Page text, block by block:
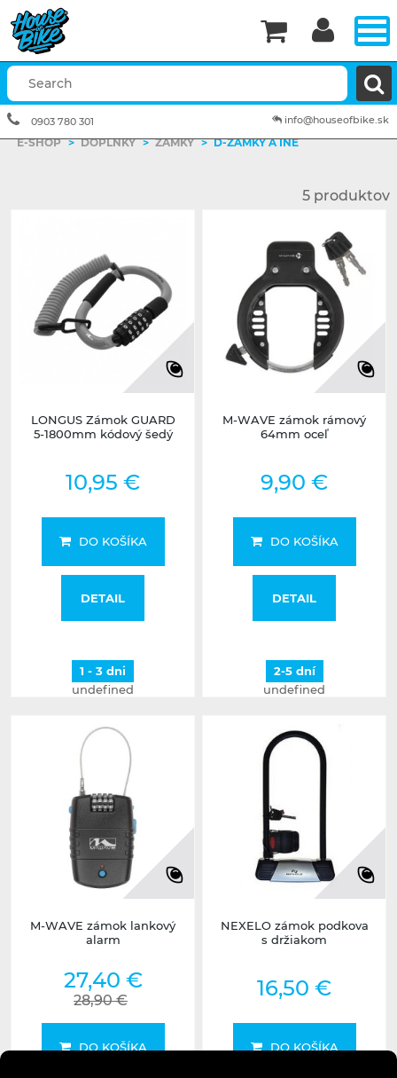
E-SHOP > DOPLNKY > ZÁMKY > D-ZÁMKY A INÉ
5 produktov
LONGUS Zámok GUARD
5-1800mm kódový šedý
10,95 €
DO KOŠÍKA
DETAIL
1 - 3 dni
undefined
M-WAVE zámok rámový
64mm oceľ
9,90 €
DO KOŠÍKA
DETAIL
2-5 dní
undefined
M-WAVE zámok lankový
alarm
27,40 €
28,90 €
DO KOŠÍKA
NEXELO zámok podkova
s držiakom
16,50 €
DO KOŠÍKA


info@houseofbike.sk
0903 780 301